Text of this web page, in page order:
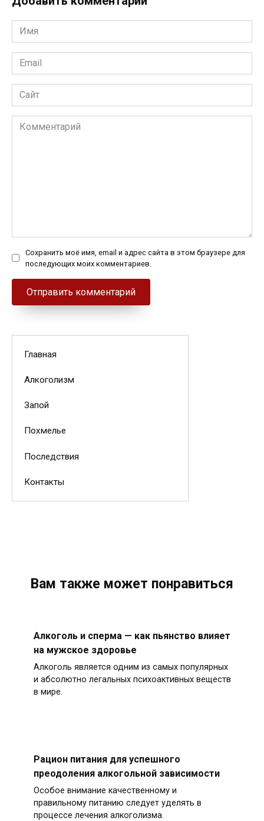
Имя
*
Email
*
Сайт
Комментарий
Сохранить моё имя, email и адрес сайта в этом браузере для
последующих моих комментариев.
Главная
Алкоголизм
Запой
Похмелье
Последствия
Контакты
Вам также может понравиться
Алкоголь и сперма — как пьянство влияет
на мужское здоровье
Алкоголь является одним из самых популярных
и абсолютно легальных психоактивных веществ
в мире.
Рацион питания для успешного
преодоления алкогольной зависимости
Особое внимание качественному и
правильному питанию следует уделять в
процессе лечения алкоголизма.